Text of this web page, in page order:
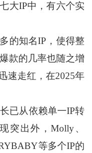
大IP中，有六个实
知名IP，使得整
款的几率也随之增
速走红，在2025年
已从依赖单一IP转
突出外，Molly、
等多个IP的